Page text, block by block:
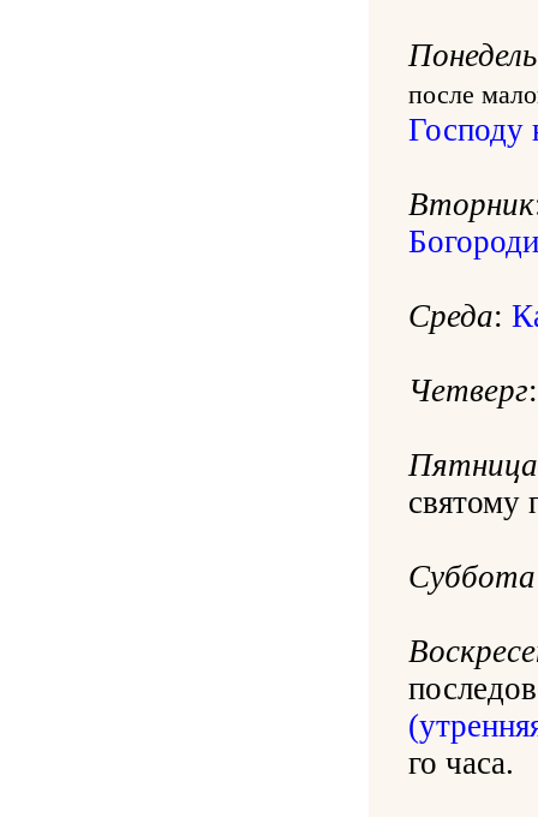
после
Господу
Вторник
Среда:
Четверг
Пятница
святому
Суббота
го часа.